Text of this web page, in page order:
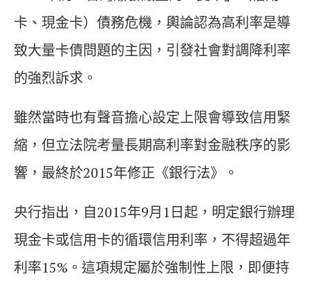
卡、現金卡）債務危機，輿論認為高利率是導
致大量卡債問題的主因，引發社會對調降利率
的強烈訴求。
雖然當時也有聲音擔心設定上限會導致信用緊
縮，但立法院考量長期高利率對金融秩序的影
響，最終於2015年修正《銀行法》。
央行指出，自2015年9月1日起，明定銀行辦理
現金卡或信用卡的循環信用利率，不得超過年
利率15%。這項規定屬於強制性上限，即便持